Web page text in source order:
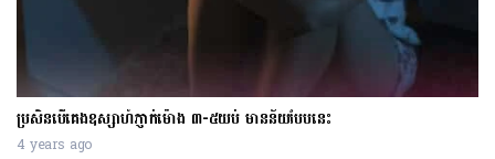
ប្រសិនបើគេងឧស្សាហ៍ភ្ញាក់ម៉ោង ៣-៥យប់ មានន័យបែបនេះ
4 years ago